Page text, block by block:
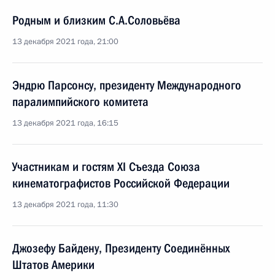
Родным и близким С.А.Соловьёва
13 декабря 2021 года, 21:00
Эндрю Парсонсу, президенту Международного
паралимпийского комитета
13 декабря 2021 года, 16:15
Участникам и гостям XI Съезда Союза
кинематографистов Российской Федерации
13 декабря 2021 года, 11:30
Джозефу Байдену, Президенту Соединённых
Штатов Америки